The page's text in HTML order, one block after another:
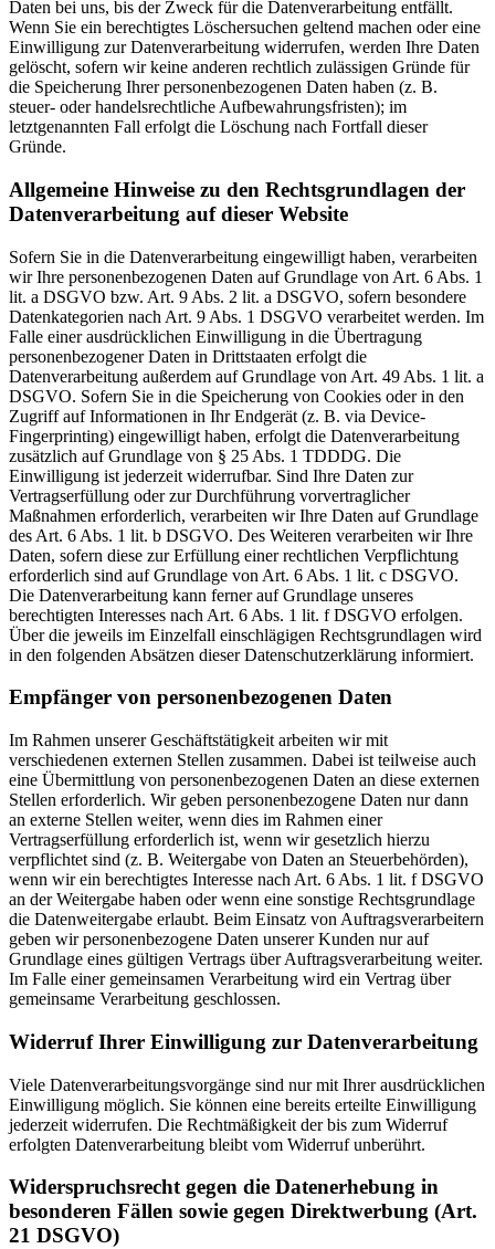
Daten bei uns, bis der Zweck für die Datenverarbeitung entfällt.
Wenn Sie ein berechtigtes Löschersuchen geltend machen oder eine
Einwilligung zur Datenverarbeitung widerrufen, werden Ihre Daten
gelöscht, sofern wir keine anderen rechtlich zulässigen Gründe für
die Speicherung Ihrer personenbezogenen Daten haben (z. B.
steuer- oder handelsrechtliche Aufbewahrungsfristen); im
letztgenannten Fall erfolgt die Löschung nach Fortfall dieser
Gründe.
Allgemeine Hinweise zu den Rechtsgrundlagen der
Datenverarbeitung auf dieser Website
Sofern Sie in die Datenverarbeitung eingewilligt haben, verarbeiten
wir Ihre personenbezogenen Daten auf Grundlage von Art. 6 Abs. 1
lit. a DSGVO bzw. Art. 9 Abs. 2 lit. a DSGVO, sofern besondere
Datenkategorien nach Art. 9 Abs. 1 DSGVO verarbeitet werden. Im
Falle einer ausdrücklichen Einwilligung in die Übertragung
personenbezogener Daten in Drittstaaten erfolgt die
Datenverarbeitung außerdem auf Grundlage von Art. 49 Abs. 1 lit. a
DSGVO. Sofern Sie in die Speicherung von Cookies oder in den
Zugriff auf Informationen in Ihr Endgerät (z. B. via Device-
Fingerprinting) eingewilligt haben, erfolgt die Datenverarbeitung
zusätzlich auf Grundlage von § 25 Abs. 1 TDDDG. Die
Einwilligung ist jederzeit widerrufbar. Sind Ihre Daten zur
Vertragserfüllung oder zur Durchführung vorvertraglicher
Maßnahmen erforderlich, verarbeiten wir Ihre Daten auf Grundlage
des Art. 6 Abs. 1 lit. b DSGVO. Des Weiteren verarbeiten wir Ihre
Daten, sofern diese zur Erfüllung einer rechtlichen Verpflichtung
erforderlich sind auf Grundlage von Art. 6 Abs. 1 lit. c DSGVO.
Die Datenverarbeitung kann ferner auf Grundlage unseres
berechtigten Interesses nach Art. 6 Abs. 1 lit. f DSGVO erfolgen.
Über die jeweils im Einzelfall einschlägigen Rechtsgrundlagen wird
in den folgenden Absätzen dieser Datenschutzerklärung informiert.
Empfänger von personenbezogenen Daten
Im Rahmen unserer Geschäftstätigkeit arbeiten wir mit
verschiedenen externen Stellen zusammen. Dabei ist teilweise auch
eine Übermittlung von personenbezogenen Daten an diese externen
Stellen erforderlich. Wir geben personenbezogene Daten nur dann
an externe Stellen weiter, wenn dies im Rahmen einer
Vertragserfüllung erforderlich ist, wenn wir gesetzlich hierzu
verpflichtet sind (z. B. Weitergabe von Daten an Steuerbehörden),
wenn wir ein berechtigtes Interesse nach Art. 6 Abs. 1 lit. f DSGVO
an der Weitergabe haben oder wenn eine sonstige Rechtsgrundlage
die Datenweitergabe erlaubt. Beim Einsatz von Auftragsverarbeitern
geben wir personenbezogene Daten unserer Kunden nur auf
Grundlage eines gültigen Vertrags über Auftragsverarbeitung weiter.
Im Falle einer gemeinsamen Verarbeitung wird ein Vertrag über
gemeinsame Verarbeitung geschlossen.
Widerruf Ihrer Einwilligung zur Datenverarbeitung
Viele Datenverarbeitungsvorgänge sind nur mit Ihrer ausdrücklichen
Einwilligung möglich. Sie können eine bereits erteilte Einwilligung
jederzeit widerrufen. Die Rechtmäßigkeit der bis zum Widerruf
erfolgten Datenverarbeitung bleibt vom Widerruf unberührt.
Widerspruchsrecht gegen die Datenerhebung in
besonderen Fällen sowie gegen Direktwerbung (Art.
21 DSGVO)